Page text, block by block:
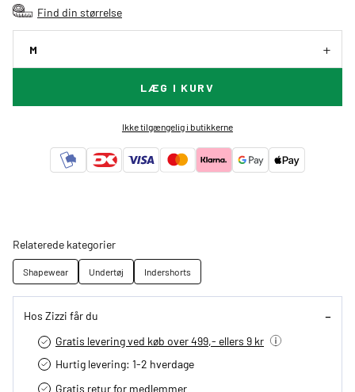
Find din størrelse
M
LÆG I KURV
Ikke tilgængelig i butikkerne
Relaterede kategorier
Shapewear Undertøj Indershorts
Hos Zizzi får du
Gratis levering ved køb over 499,- ellers 9 kr
Hurtig levering­: 1-2 hverdage
Gratis retur for medlemmer